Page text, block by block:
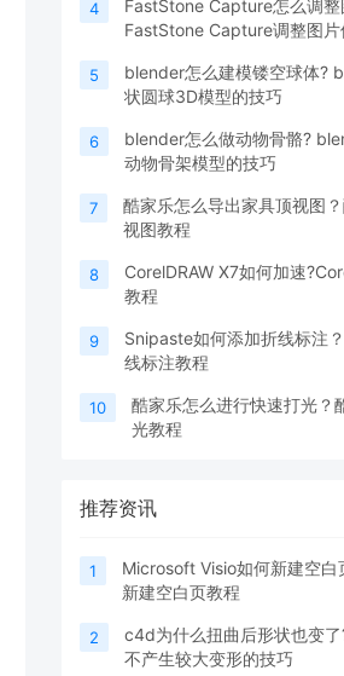
4
FastStone Capture怎么调整
FastStone Capture调整图片
5
blender怎么建模镂空球体?
状圆球3D模型的技巧
6
blender怎么做动物骨骼?
动物骨架模型的技巧
7
酷家乐怎么导出家具顶视图
视图教程
8
CorelDRAW X7如何加速
教程
9
Snipaste如何添加折线标注
线标注教程
10
酷家乐怎么进行快速打光？
光教程
推荐资讯
1
Microsoft Visio如何新建空
新建空白页教程
2
c4d为什么扭曲后形状也变
不产生较大变形的技巧